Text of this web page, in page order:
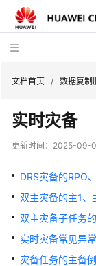
最
新
态
产
品
介
绍
文档首页 / 数据复制
实时灾备
更新时间： 2025-09-
DRS灾备的RPO
双主灾备的主1、
双主灾备子任务
实时灾备常见异
灾备任务的主备